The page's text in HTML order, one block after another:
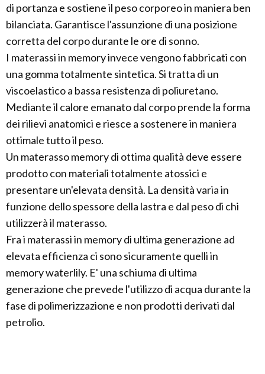
di portanza e sostiene il peso corporeo in maniera ben
bilanciata. Garantisce l'assunzione di una posizione
corretta del corpo durante le ore di sonno.
I materassi in memory invece vengono fabbricati con
una gomma totalmente sintetica. Si tratta di un
viscoelastico a bassa resistenza di poliuretano.
Mediante il calore emanato dal corpo prende la forma
dei rilievi anatomici e riesce a sostenere in maniera
ottimale tutto il peso.
Un materasso memory di ottima qualità deve essere
prodotto con materiali totalmente atossici e
presentare un'elevata densità. La densità varia in
funzione dello spessore della lastra e dal peso di chi
utilizzerà il materasso.
Fra i materassi in memory di ultima generazione ad
elevata efficienza ci sono sicuramente quelli in
memory waterlily. E' una schiuma di ultima
generazione che prevede l'utilizzo di acqua durante la
fase di polimerizzazione e non prodotti derivati dal
petrolio.